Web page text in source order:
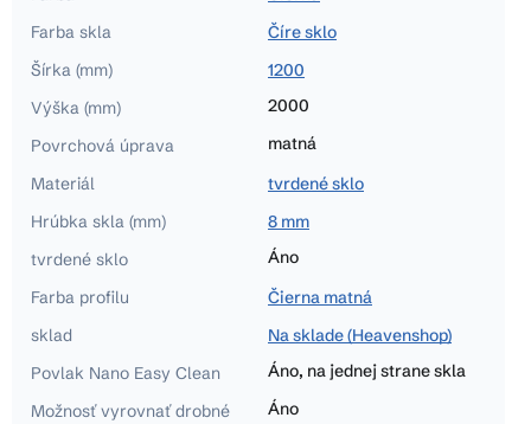
Farba skla
Číre sklo
Šírka (mm)
1200
Výška (mm)
2000
Povrchová úprava
matná
Materiál
tvrdené sklo
Hrúbka skla (mm)
8 mm
tvrdené sklo
Áno
Farba profilu
Čierna matná
sklad
Na sklade (Heavenshop)
Povlak Nano Easy Clean
Áno, na jednej strane skla
Možnosť vyrovnať drobné
Áno